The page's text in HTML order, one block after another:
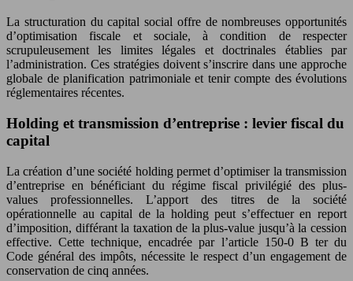
La structuration du capital social offre de nombreuses opportunités
d’optimisation fiscale et sociale, à condition de respecter
scrupuleusement les limites légales et doctrinales établies par
l’administration. Ces stratégies doivent s’inscrire dans une approche
globale de planification patrimoniale et tenir compte des évolutions
réglementaires récentes.
Holding et transmission d’entreprise : levier fiscal du
capital
La création d’une société holding permet d’optimiser la transmission
d’entreprise en bénéficiant du régime fiscal privilégié des plus-
values professionnelles. L’apport des titres de la société
opérationnelle au capital de la holding peut s’effectuer en report
d’imposition, différant la taxation de la plus-value jusqu’à la cession
effective. Cette technique, encadrée par l’article 150-0 B ter du
Code général des impôts, nécessite le respect d’un engagement de
conservation de cinq années.